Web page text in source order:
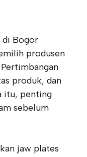
di Bogor
produsen
produk, dan
itu, penting
sebelum
jaw plates